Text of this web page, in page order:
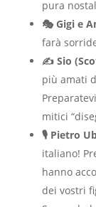
pura
🎭 Gigi e
farà
✍️ Sio
più amati
mitici
🎙️ Pietro
italiano!
hanno
dei vostri